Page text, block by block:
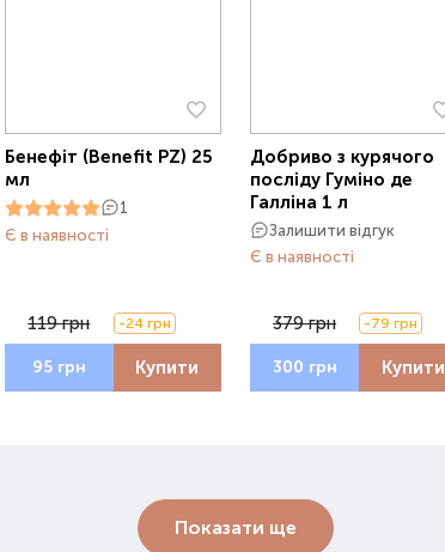
Бенефіт (Benefit PZ) 25
мл
1
Є в наявності
119 грн -24 грн
95 грн Купити
Добриво з курячого
посліду Гуміно де
Галліна 1 л
Залишити відгук
Є в наявності
379 грн -79 грн
300 грн Купити
Показати ще